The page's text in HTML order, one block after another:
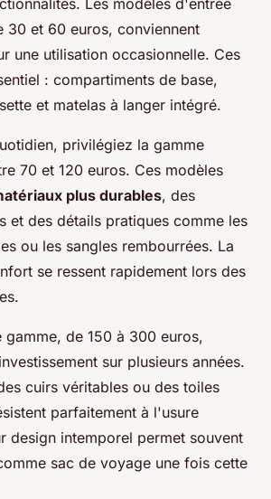
Les modèles d'entrée
30 et 60 euros, conviennent
une utilisation occasionnelle. Ces
: compartiments de base,
et matelas à langer intégré.
privilégiez la gamme
70 et 120 euros. Ces modèles
plus durables, des
et des détails pratiques comme les
ou les sangles rembourrées. La
se ressent rapidement lors des
gamme, de 150 à 300 euros,
sur plusieurs années.
cuirs véritables ou des toiles
parfaitement à l'usure
design intemporel permet souvent
sac de voyage une fois cette